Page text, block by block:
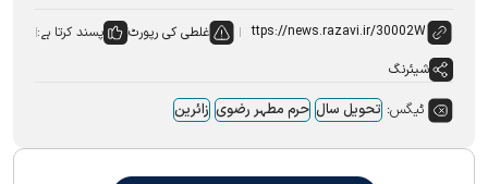
غلطی کی رپورٹ
پسند کرتا ہے:
شیئرنگ
ٹیگس: تحویل سال حرم مطہر رضوی زائرین